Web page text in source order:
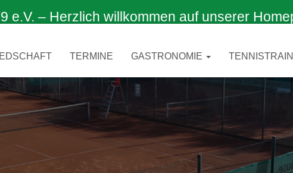
e.V. – Herzlich willkommen auf unserer
TERMINE GASTRONOMIE